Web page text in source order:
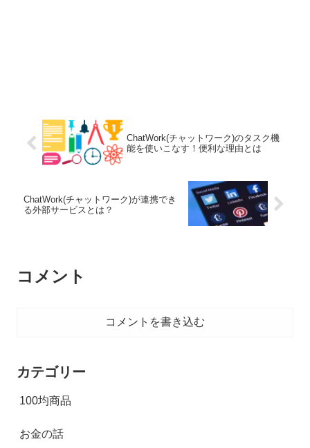
ChatWork(チャットワーク)のタスク機
能を使いこなす！便利な理由とは
ChatWork(チャットワーク)が連携でき
る外部サービスとは？
コメント
コメントを書き込む
カテゴリー
100均商品
お金の話